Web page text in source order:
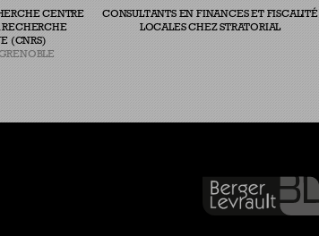
CENTRE
(CNRS)
CONSULTANTS EN FINANCES ET FISCALITÉ
LOCALES CHEZ STRATORIAL